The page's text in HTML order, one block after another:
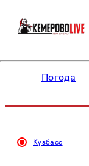
Погода
Кузбасс